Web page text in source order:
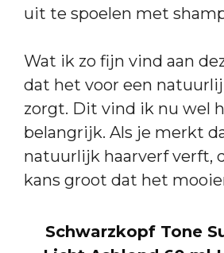
uit te spoelen met
Wat ik zo fijn vind aan
dat het voor een
zorgt. Dit vind ik nu wel
belangrijk. Als je merkt
natuurlijk haarverf verft,
kans groot dat het
Schwarzkopf Tone